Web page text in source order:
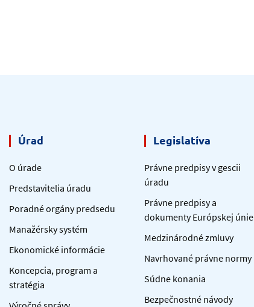
Úrad
O úrade
Predstavitelia úradu
Poradné orgány predsedu
Manažérsky systém
Ekonomické informácie
Koncepcia, program a
stratégia
Legislatíva
Právne predpisy v gescii
úradu
Právne predpisy a
dokumenty Európskej únie
Medzinárodné zmluvy
Navrhované právne normy
Súdne konania
Bezpečnostné návody